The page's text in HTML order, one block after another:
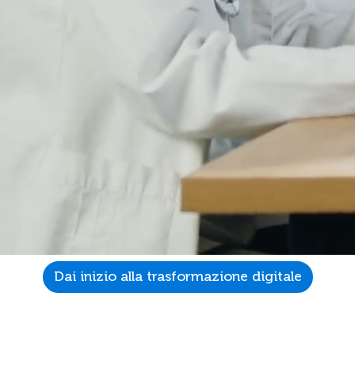
Dai inizio alla trasformazione digitale